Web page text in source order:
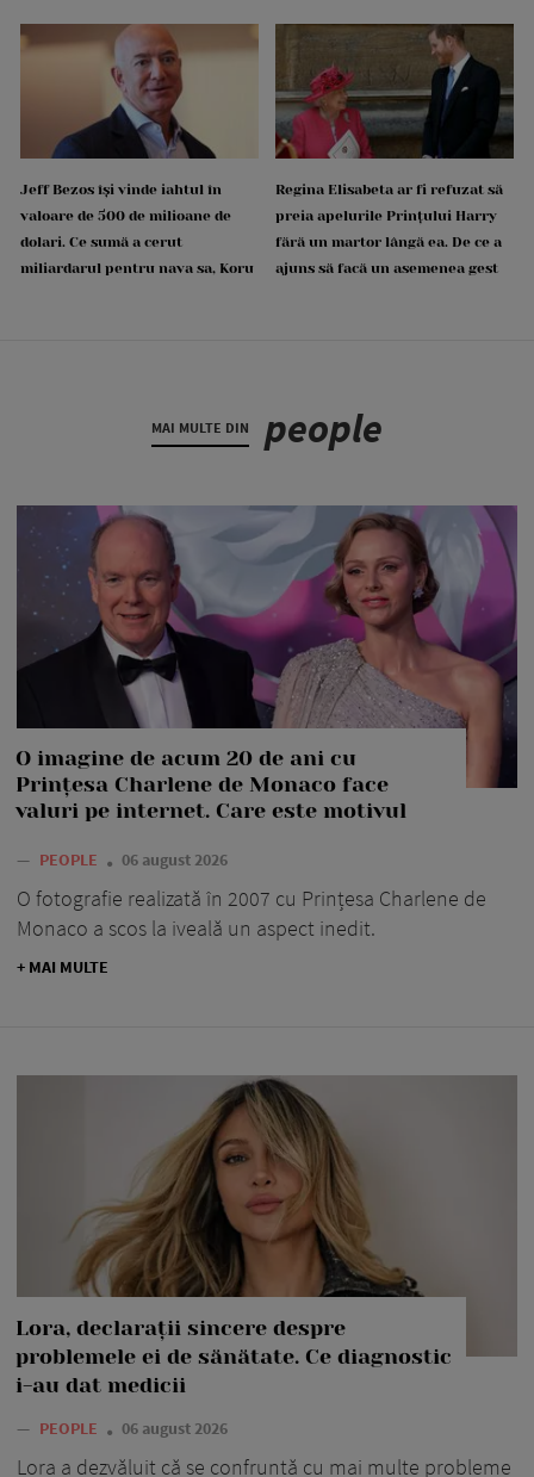
Jeff Bezos își vinde iahtul în
valoare de 500 de milioane de
dolari. Ce sumă a cerut
miliardarul pentru nava sa, Koru
Regina Elisabeta ar fi refuzat să
preia apelurile Prințului Harry
fără un martor lângă ea. De ce a
ajuns să facă un asemenea gest
MAI MULTE DIN people
O imagine de acum 20 de ani cu
Prințesa Charlene de Monaco face
valuri pe internet. Care este motivul
— PEOPLE 06 august 2026
O fotografie realizată în 2007 cu Prințesa Charlene de
Monaco a scos la iveală un aspect inedit.
+ MAI MULTE
Lora, declarații sincere despre
problemele ei de sănătate. Ce diagnostic
i-au dat medicii
— PEOPLE 06 august 2026
Lora a dezvăluit că se confruntă cu mai multe probleme